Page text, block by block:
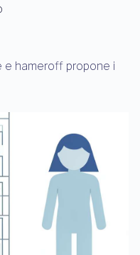
e hameroff propone i